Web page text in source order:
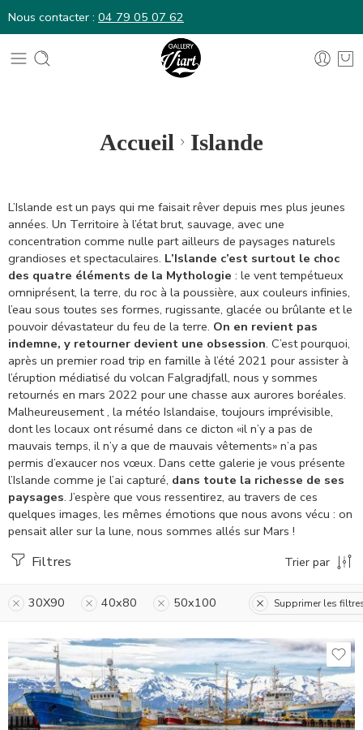
Nous contacter : 04 79 05 07 62
Accueil Islande
L’Islande est un pays qui me faisait rêver depuis mes plus jeunes
années. Un Territoire à l’état brut, sauvage, avec une
concentration comme nulle part ailleurs de paysages naturels
grandioses et spectaculaires. L’Islande c’est surtout le choc
des quatre éléments de la Mythologie : le vent tempétueux
omniprésent, la terre, du roc à la poussière, aux couleurs infinies,
l’eau sous toutes ses formes, rugissante, glacée ou brûlante et le
pouvoir dévastateur du feu de la terre. On en revient pas
indemne, y retourner devient une obsession. C’est pourquoi,
après un premier road trip en famille à l’été 2021 pour assister à
l’éruption médiatisé du volcan Falgradjfall, nous y sommes
retournés en mars 2022 pour une chasse aux aurores boréales.
Malheureusement , la météo Islandaise, toujours imprévisible,
dont les locaux ont résumé dans ce dicton «il n’y a pas de
mauvais temps, il n’y a que de mauvais vêtements» n’a pas
permis d’exaucer nos vœux. Dans cette galerie je vous présente
l’Islande comme je l’ai capturé, dans toute la richesse de ses
paysages. J’espère que vous ressentirez, au travers de ces
quelques images, les mêmes émotions que nous avons vécu : on
pensait aller sur la lune, nous sommes allés sur Mars !
Filtres Trier par
30X90 40x80 50x100 Supprimer les